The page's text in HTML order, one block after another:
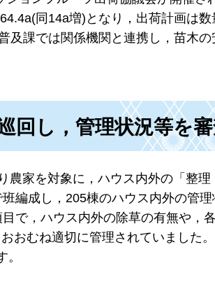
同14a増)となり，出荷計画は数
及課では関係機関と連携し，苗木
回し，管理状況等を
家を対象に，ハウス内外の「整
編成し，205棟のハウス内外の管
で，ハウス内外の除草の有無や，
おむね適切に管理されていました